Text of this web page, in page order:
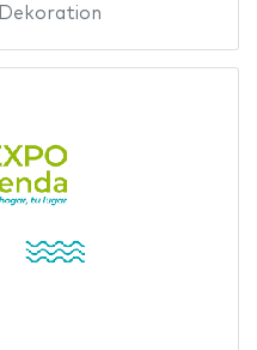
Dekoration